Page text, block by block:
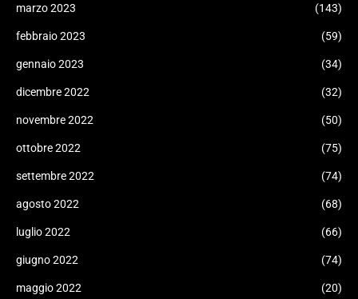
marzo 2023 (143)
febbraio 2023 (59)
gennaio 2023 (34)
dicembre 2022 (32)
novembre 2022 (50)
ottobre 2022 (75)
settembre 2022 (74)
agosto 2022 (68)
luglio 2022 (66)
giugno 2022 (74)
maggio 2022 (20)